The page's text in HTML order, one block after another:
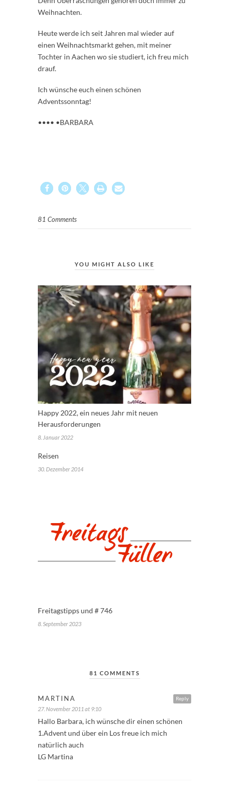
Weihnachten.
Heute werde ich seit Jahren mal wieder auf
einen Weihnachtsmarkt gehen, mit meiner
Tochter in Aachen wo sie studiert, ich freu mich
drauf.
Ich wünsche euch einen schönen
Adventssonntag!
•••• •BARBARA
81 Comments
YOU MIGHT ALSO LIKE
Happy 2022, ein neues Jahr mit neuen
Herausforderungen
8. Januar 2022
Reisen
30. Dezember 2014
Freitagstipps und # 746
8. September 2023
81 COMMENTS
Reply
MARTINA
27. November 2011 at 9:10
Hallo Barbara, ich wünsche dir einen schönen
1.Advent und über ein Los freue ich mich
natürlich auch
LG Martina